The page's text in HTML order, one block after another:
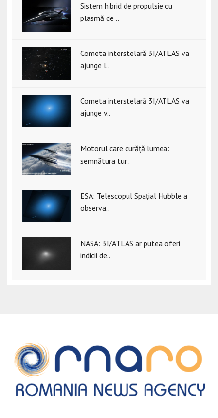
Sistem hibrid de propulsie cu
plasmă de ..
Cometa interstelară 3I/ATLAS va
ajunge l..
Cometa interstelară 3I/ATLAS va
ajunge v..
Motorul care curăță lumea:
semnătura tur..
ESA: Telescopul Spațial Hubble a
observa..
NASA: 3I/ATLAS ar putea oferi
indicii de..